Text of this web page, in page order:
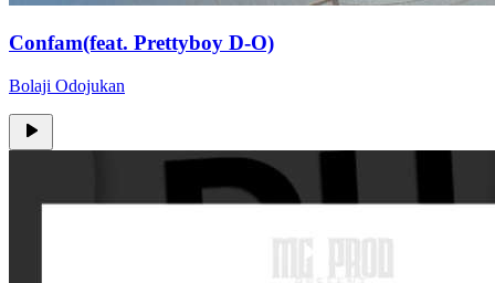
Confam(feat. Prettyboy D-O)
Bolaji Odojukan